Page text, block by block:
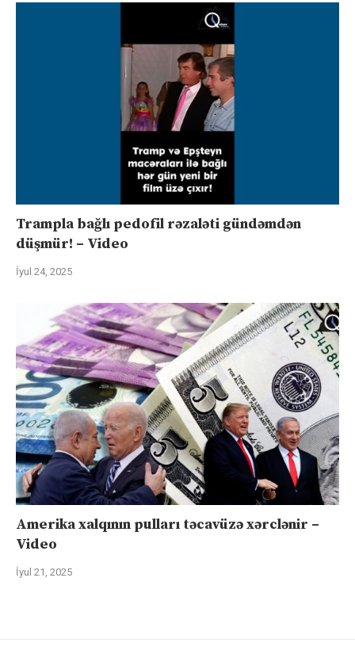
Trampla bağlı pedofil rəzaləti gündəmdən
düşmür! – Video
İyul 24, 2025
Amerika xalqının pulları təcavüzə xərclənir –
Video
İyul 21, 2025